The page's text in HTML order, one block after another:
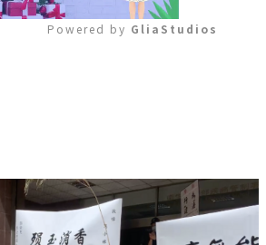
Powered by GliaStudios